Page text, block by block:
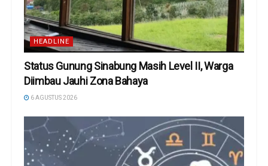
HEADLINE
Status Gunung Sinabung Masih Level II, Warga
Diimbau Jauhi Zona Bahaya
6 AGUSTUS 2026